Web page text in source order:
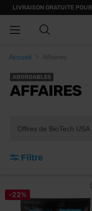
LIVRAISON GRATUITE
Accueil Affaires
ABORDABLES
AFFAIRES
Offres de BioTech USA
Filtre
-22%